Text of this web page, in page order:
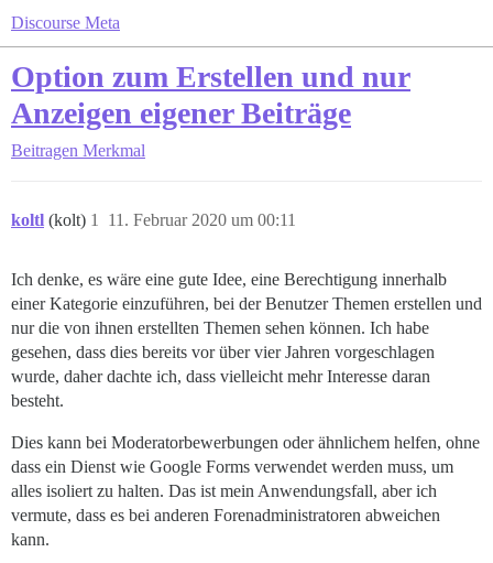
Discourse Meta
Option zum Erstellen und nur
Anzeigen eigener Beiträge
Beitragen Merkmal
koltl (kolt) 11. Februar 2020 um 00:11
1
Ich denke, es wäre eine gute Idee, eine Berechtigung innerhalb
einer Kategorie einzuführen, bei der Benutzer Themen erstellen und
nur die von ihnen erstellten Themen sehen können. Ich habe
gesehen, dass dies bereits vor über vier Jahren vorgeschlagen
wurde, daher dachte ich, dass vielleicht mehr Interesse daran
besteht.
Dies kann bei Moderatorbewerbungen oder ähnlichem helfen, ohne
dass ein Dienst wie Google Forms verwendet werden muss, um
alles isoliert zu halten. Das ist mein Anwendungsfall, aber ich
vermute, dass es bei anderen Forenadministratoren abweichen
kann.